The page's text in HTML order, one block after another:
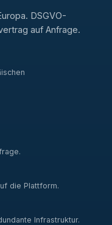
DSGVO-
auf Anfrage.
die Plattform.
Infrastruktur.